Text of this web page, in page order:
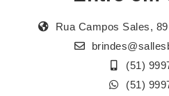
Rua Campos Sales,
(51)
(51)